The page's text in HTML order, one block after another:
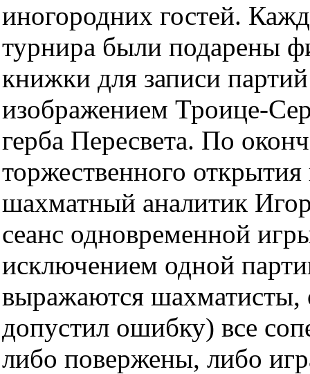
иногородних гостей.
турнира были подарены
книжки для записи
изображением Троице-
герба Пересвета. По
торжественного
шахматный аналитик
сеанс одновременной
исключением одной
выражаются шахматисты,
допустил ошибку) все
либо повержены, либо